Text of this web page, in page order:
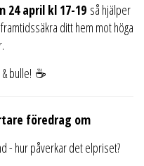
24 april kl 17-19så hjälper
ditt hem mot höga
bulle! ☕
föredrag om
- hur påverkar det elpriset?